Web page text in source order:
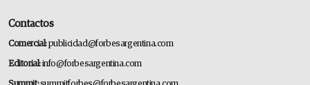
Contactos
Comercial:publicidad@forbesargentina.com
Editorial:info@forbesargentina.com